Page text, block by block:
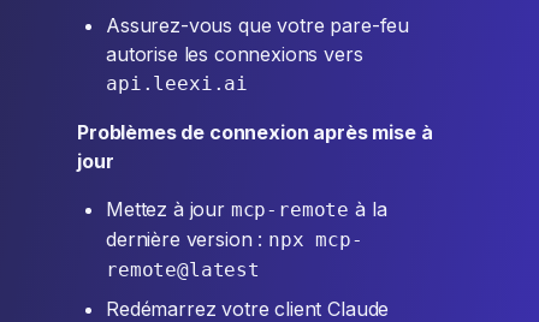
Assurez-vous que votre pare-feu
autorise les connexions vers
api.leexi.ai
Problèmes de connexion après mise à
jour
Mettez à jour mcp-remote à la
dernière version : npx mcp-
remote@latest
Redémarrez votre client Claude